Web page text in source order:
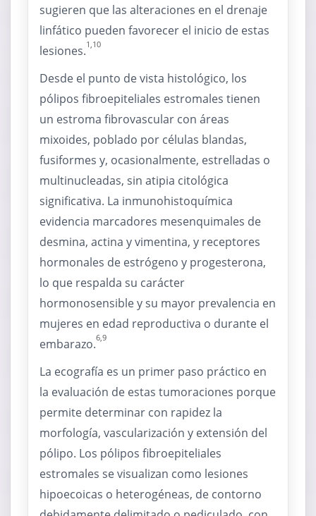
sugieren que las alteraciones en el drenaje
linfático pueden favorecer el inicio de estas
lesiones.1,10
Desde el punto de vista histológico, los
pólipos fibroepiteliales estromales tienen
un estroma fibrovascular con áreas
mixoides, poblado por células blandas,
fusiformes y, ocasionalmente, estrelladas o
multinucleadas, sin atipia citológica
significativa. La inmunohistoquímica
evidencia marcadores mesenquimales de
desmina, actina y vimentina, y receptores
hormonales de estrógeno y progesterona,
lo que respalda su carácter
hormonosensible y su mayor prevalencia en
mujeres en edad reproductiva o durante el
embarazo.6,9
La ecografía es un primer paso práctico en
la evaluación de estas tumoraciones porque
permite determinar con rapidez la
morfología, vascularización y extensión del
pólipo. Los pólipos fibroepiteliales
estromales se visualizan como lesiones
hipoecoicas o heterogéneas, de contorno